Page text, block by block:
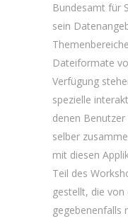
Bundesamt für
sein
Dateiformate
Verfügung
spezielle
denen
selber
mit diesen
Teil des
gestellt, die
gegebenenfalls